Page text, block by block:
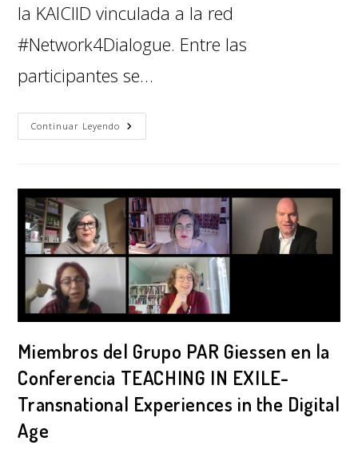
la KAICIID vinculada a la red
#Network4Dialogue. Entre las
participantes se…
Continuar Leyendo
Miembros del Grupo PAR Giessen en la
Conferencia TEACHING IN EXILE-
Transnational Experiences in the Digital
Age